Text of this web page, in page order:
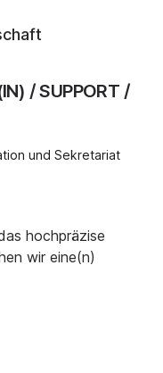
/ SUPPORT /
und Sekretariat
hochpräzise
wir eine(n)